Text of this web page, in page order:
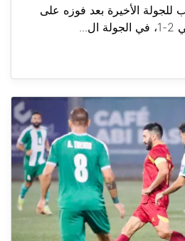
الأخيرة بعد فوزه على